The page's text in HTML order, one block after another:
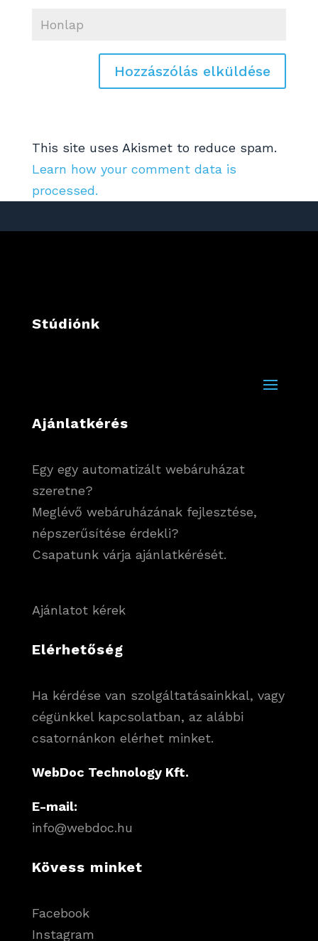
This site uses Akismet to reduce spam.
Learn how your comment data is
processed.
Stúdiónk
Ajánlatkérés
Egy egy automatizált webáruházat
szeretne?
Meglévő webáruházának fejlesztése,
népszerűsítése érdekli?
Csapatunk várja ajánlatkérését.
Ajánlatot kérek
Elérhetőség
Ha kérdése van szolgáltatásainkkal, vagy
cégünkkel kapcsolatban, az alábbi
csatornánkon elérhet minket.
WebDoc Technology Kft.
E-mail:
info@webdoc.hu
Kövess minket
Facebook
Instagram